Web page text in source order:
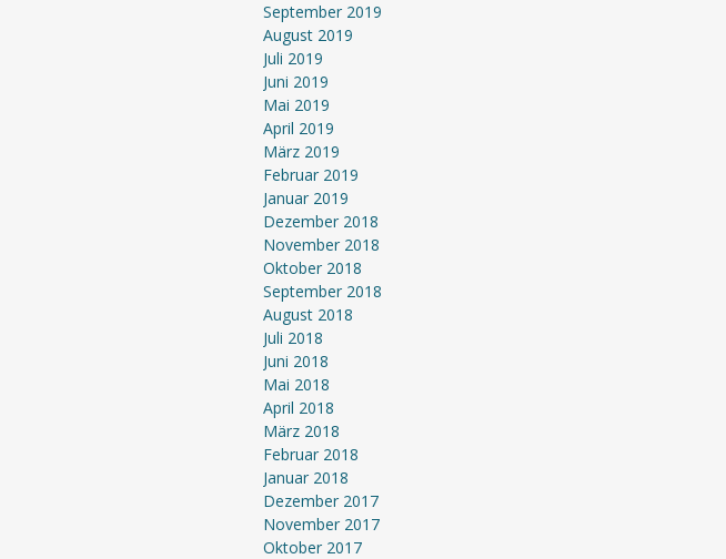
September 2019
August 2019
Juli 2019
Juni 2019
Mai 2019
April 2019
März 2019
Februar 2019
Januar 2019
Dezember 2018
November 2018
Oktober 2018
September 2018
August 2018
Juli 2018
Juni 2018
Mai 2018
April 2018
März 2018
Februar 2018
Januar 2018
Dezember 2017
November 2017
Oktober 2017